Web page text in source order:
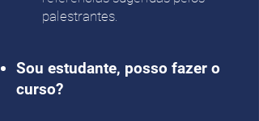
palestrantes.
Sou estudante, posso fazer o
curso?